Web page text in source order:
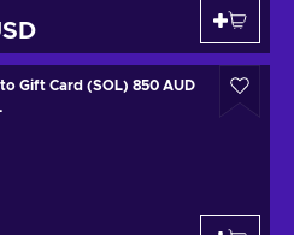
Gift Card (SOL) 850 AUD